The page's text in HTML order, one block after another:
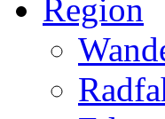
Region